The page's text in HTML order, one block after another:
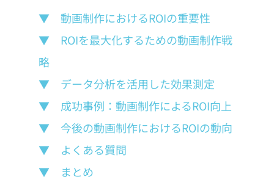
▼　動画制作におけるROIの重要性
▼　ROIを最大化するための動画制作戦
略
▼　データ分析を活用した効果測定
▼　成功事例：動画制作によるROI向上
▼　今後の動画制作におけるROIの動向
▼　よくある質問
▼　まとめ